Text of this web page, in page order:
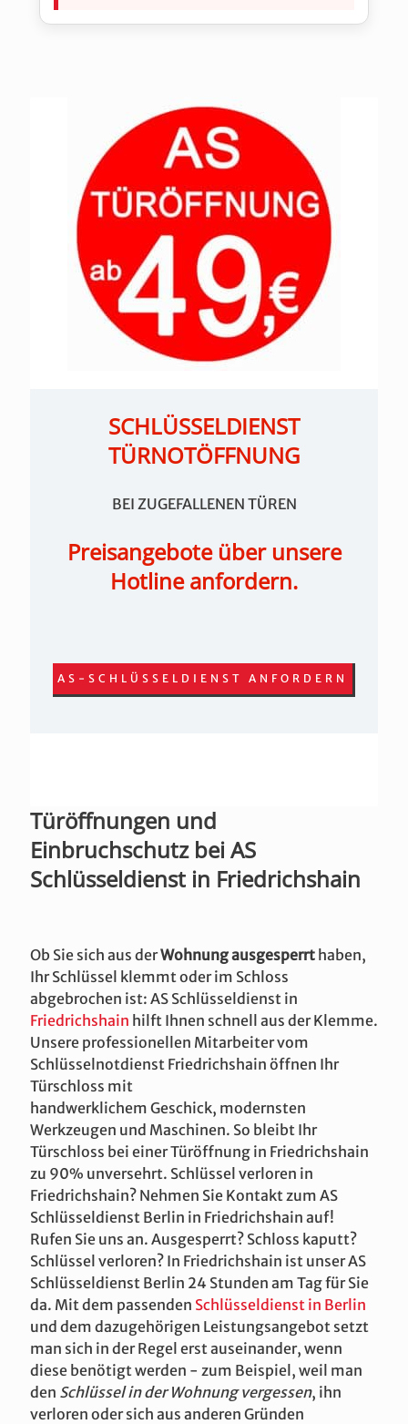
SCHLÜSSELDIENST
TÜRNOTÖFFNUNG
BEI ZUGEFALLENEN TÜREN
Preisangebote über unsere
Hotline anfordern.
AS-SCHLÜSSELDIENST ANFORDERN
Türöffnungen und
Einbruchschutz bei AS
Schlüsseldienst in Friedrichshain
Ob Sie sich aus derWohnung ausgesperrt haben,
Ihr Schlüssel klemmt oder im Schloss
abgebrochen ist: AS Schlüsseldienst in
Friedrichshain hilft Ihnen schnell aus der Klemme.
Unsere professionellen Mitarbeiter vom
Schlüsselnotdienst Friedrichshain öffnen Ihr
Türschloss mit
handwerklichem Geschick, modernsten
Werkzeugen und Maschinen. So bleibt Ihr
Türschloss bei einer Türöffnung in Friedrichshain
zu 90% unversehrt. Schlüssel verloren in
Friedrichshain? Nehmen Sie Kontakt zum AS
Schlüsseldienst Berlin in Friedrichshain auf!
Rufen Sie uns an. Ausgesperrt? Schloss kaputt?
Schlüssel verloren? In Friedrichshain ist unser AS
Schlüsseldienst Berlin 24 Stunden am Tag für Sie
da. Mit dem passenden Schlüsseldienst in Berlin
und dem dazugehörigen Leistungsangebot setzt
man sich in der Regel erst auseinander, wenn
diese benötigt werden - zum Beispiel, weil man
den Schlüssel in der Wohnung vergessen, ihn
verloren oder sich aus anderen Gründen